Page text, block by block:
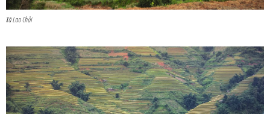
Xã Lao Chải